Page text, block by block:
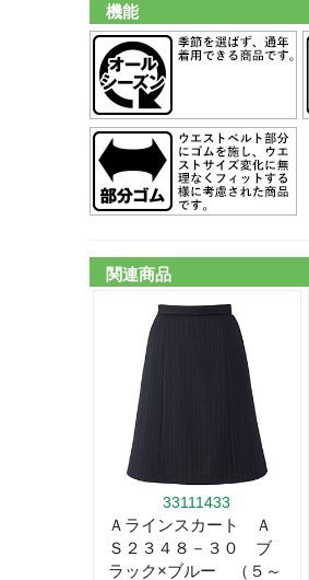
機能
関連商品
33111433
Ａラインスカート Ａ
Ｓ２３４８－３０ ブ
ラック×ブルー （５～